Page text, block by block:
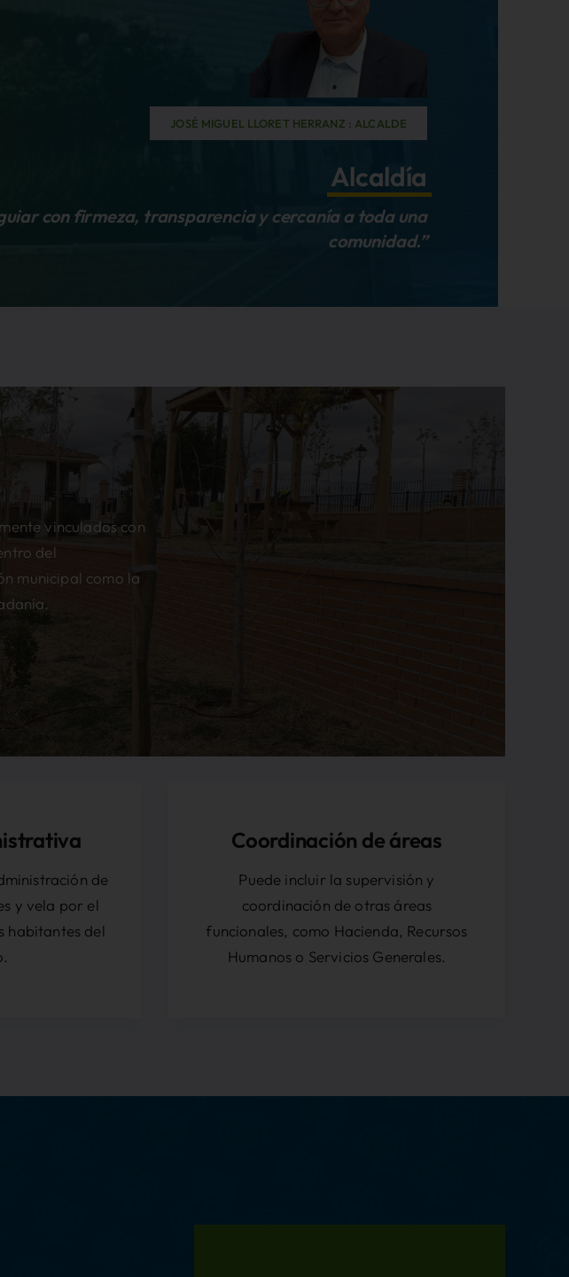
JOSÉ MIGUEL LLORET HERRANZ : ALCALDE
Alcaldía
con firmeza, transparencia y cercanía a toda una
comunidad.”
vinculados con
del
municipal como la
de
y vela por el
habitantes del
Coordinación de áreas
Puede incluir la supervisión y
coordinación de otras áreas
funcionales, como Hacienda, Recursos
Humanos o Servicios Generales.